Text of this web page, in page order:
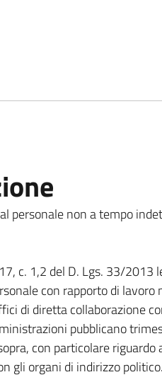
personale non a tempo
c. 1,2 del D. Lgs. 33/
con rapporto di
di diretta collaborazione
pubblicano
con particolare
gli organi di indirizzo politico.